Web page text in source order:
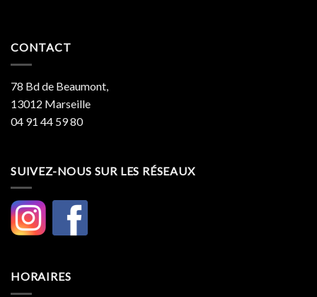
CONTACT
78 Bd de Beaumont,
13012 Marseille
04 91 44 59 80
SUIVEZ-NOUS SUR LES RÉSEAUX
HORAIRES